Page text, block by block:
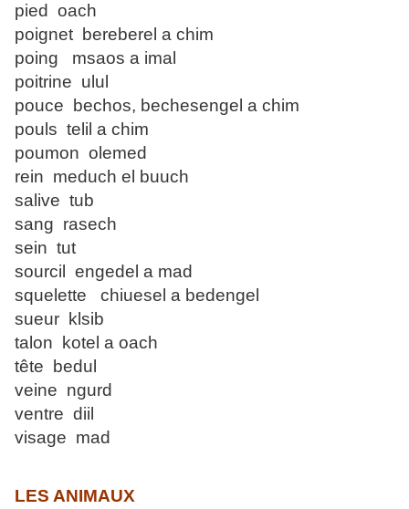
pied oach
poignet bereberel a chim
poing msaos a imal
poitrine ulul
pouce bechos, bechesengel a chim
pouls telil a chim
poumon olemed
rein meduch el buuch
salive tub
sang rasech
sein tut
sourcil engedel a mad
squelette chiuesel a bedengel
sueur klsib
talon kotel a oach
tête bedul
veine ngurd
ventre diil
visage mad
LES ANIMAUX